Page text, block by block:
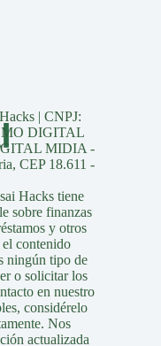
| CNPJ:
DIGITAL
MIDIA -
CEP 18.611 -
Hacks tiene
sobre finanzas
y otros
contenido
ningún tipo de
o solicitar los
en nuestro
considérelo
Nos
actualizada